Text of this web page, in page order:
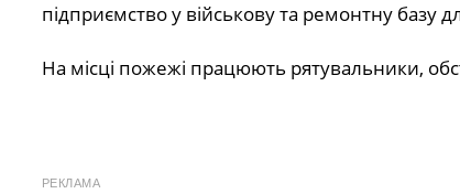
підприємство у військову та ремонтну базу
На місці пожежі працюють рятувальники,
РЕКЛАМА